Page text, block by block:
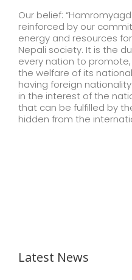
Our belief:
reinforced by our
energy and resources
Nepali society. It is the
every nation to
the welfare of its
having foreign
in the interest of the
that can be fulfilled by
hidden from the
Latest News